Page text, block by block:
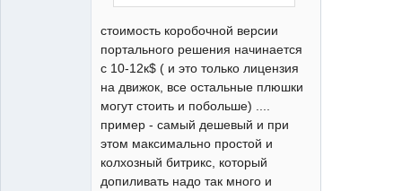
стоимость коробочной версии
портального решения начинается
с 10-12к$ ( и это только лицензия
на движок, все остальные плюшки
могут стоить и побольше) ....
пример - самый дешевый и при
этом максимально простой и
колхозный битрикс, который
допиливать надо так много и